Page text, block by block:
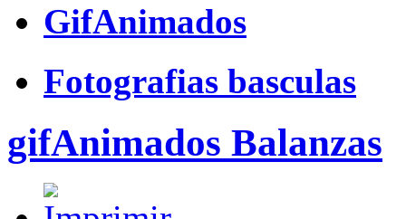
GifAnimados
Fotografias basculas
gifAnimados Balanzas